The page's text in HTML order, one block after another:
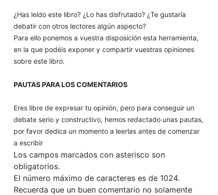
¿Has leído este libro? ¿Lo has disfrutado? ¿Te gustaría
debatir con otros lectores algún aspecto?
Para ello ponemos a vuestra disposición esta herramienta,
en la que podéis exponer y compartir vuestras opiniones
sobre este libro.
PAUTAS PARA LOS COMENTARIOS
Eres libre de expresar tu opinión, pero para conseguir un
debate serio y constructivo, hemos redactado unas pautas,
por favor dedica un momento a leerlas antes de comenzar
a escribir
Los campos marcados con asterisco son
obligatorios.
El número máximo de caracteres es de 1024.
Recuerda que un buen comentario no solamente